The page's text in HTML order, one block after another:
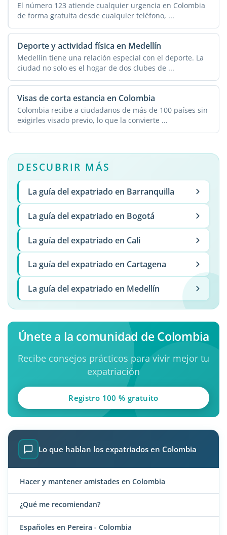
El número 123 atiende cualquier urgencia en Colombia
de forma gratuita desde cualquier teléfono, ...
Deporte y actividad física en Medellín
Medellín tiene una relación especial con el deporte. La
ciudad no solo es el hogar de dos clubes de ...
Visas de corta estancia en Colombia
Colombia recibe a ciudadanos de más de 100 países sin
exigirles visado previo, lo que la convierte ...
DESCUBRIR MÁS
La guía del expatriado en Barranquilla
La guía del expatriado en Bogotá
La guía del expatriado en Cali
La guía del expatriado en Cartagena
La guía del expatriado en Medellín
Únete a la comunidad de Colombia
Recibe consejos prácticos para vivir mejor tu
expatriación
Registro 100 % gratuito
Lo que hablan los expatriados en Colombia
Hacer y mantener amistades en Colombia
¿Qué me recomiendan?
Españoles en Pereira - Colombia